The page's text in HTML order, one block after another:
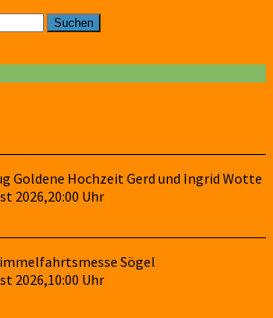
Goldene Hochzeit Gerd und Ingrid Wotte
2026,20:00 Uhr
Sögel
2026,10:00 Uhr